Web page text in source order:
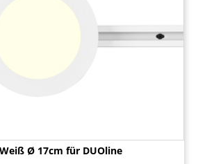
Ø 17cm für DUOline